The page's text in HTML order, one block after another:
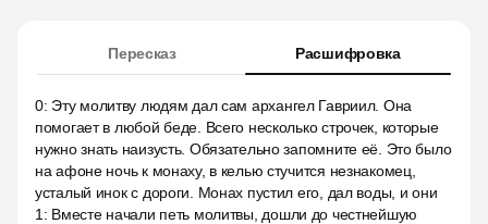
Пересказ Расшифровка
0: Эту молитву людям дал сам архангел Гавриил. Она
помогает в любой беде. Всего несколько строчек, которые
нужно знать наизусть. Обязательно запомните её. Это было
на афоне ночь к монаху, в келью стучится незнакомец,
усталый инок с дороги. Монах пустил его, дал воды, и они
1 : Вместе начали петь молитвы, дошли до честнейшую